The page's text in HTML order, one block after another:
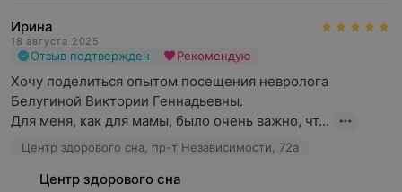
Ирина
18 августа 2025
Отзыв подтвержден Рекомендую
Хочу поделиться опытом посещения невролога
Белугиной Виктории Геннадьевны.
Для меня, как для мамы, было очень важно, чт...
Центр здорового сна, пр-т Независимости, 72а
Центр здорового сна